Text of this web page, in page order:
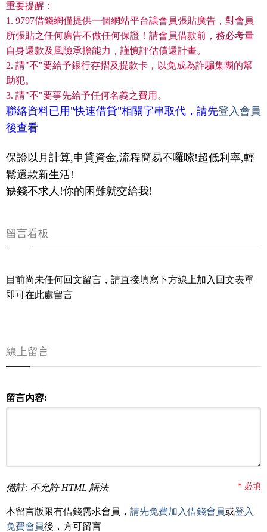
重要提醒：
1. 9797借錢網僅提供一個網站平台讓會員張貼廣告，對會員
所張貼之任何廣告不做任何保證！請會員借款前，務必考量
自身還款及風險承擔能力，謹慎評估償還計畫。
2. 請"不"要給予銀行存摺及提款卡，以免成為詐騙集團的幫
助犯。
3. 請"不"要事先給予任何名義之費用。
聯絡資料已用"快速借貸"相關字串取代，請先登入會員
後查看
保證以月計算,申貸資金,流程簡易不囉嗦!超低利率,輕
鬆還款新生活!
缺錢不求人!你的困難就交給我!
留言看板
目前尚未任何回文留言，請直接填寫下方線上加入回文表單
即可在此處留言
線上留言
留言內容:
備註: 不允許 HTML 語法 * 必填
本留言版限有借錢需求會員， 請先免費加入借錢會員或登入
免費會員後，方可留言